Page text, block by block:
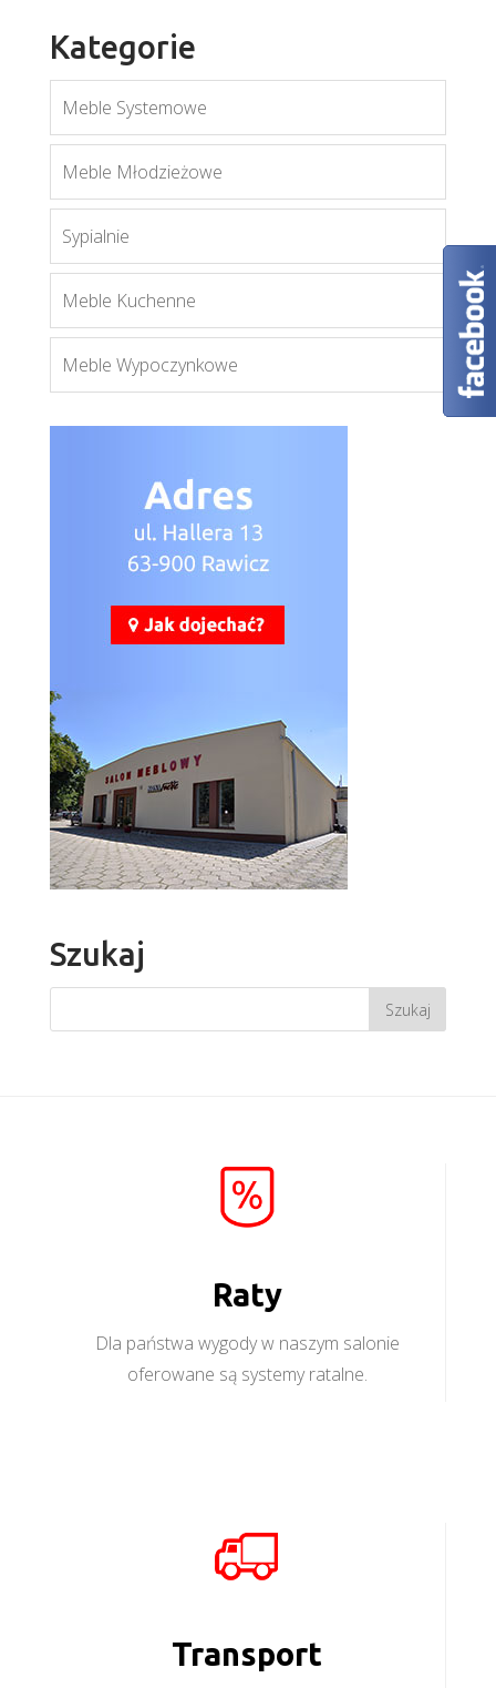
Penelopa 205 z lustrem
Kategorie
Meble Systemowe
Meble Młodzieżowe
Sypialnie
Meble Kuchenne
Meble Wypoczynkowe
Szukaj
Raty
Dla państwa wygody w naszym salonie
oferowane są systemy ratalne.
Transport